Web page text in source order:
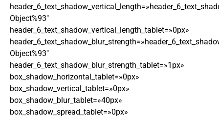
Object%93″
header_6_text_shadow_vertical_length_tablet=»0px»
Object%93″
header_6_text_shadow_blur_strength_tablet=»1px»
box_shadow_horizontal_tablet=»0px»
box_shadow_vertical_tablet=»0px»
box_shadow_blur_tablet=»40px»
box_shadow_spread_tablet=»0px»